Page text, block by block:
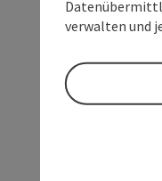
verwalten und